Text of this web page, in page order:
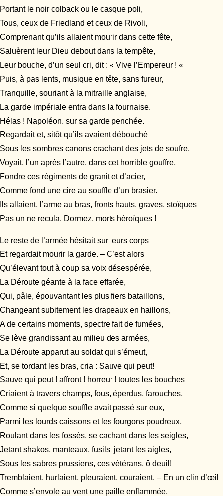
Portant le noir colback ou le casque poli,
Tous, ceux de Friedland et ceux de Rivoli,
Comprenant qu’ils allaient mourir dans cette fête,
Saluèrent leur Dieu debout dans la tempête,
Leur bouche, d’un seul cri, dit : « Vive l’Empereur ! «
Puis, à pas lents, musique en tête, sans fureur,
Tranquille, souriant à la mitraille anglaise,
La garde impériale entra dans la fournaise.
Hélas ! Napoléon, sur sa garde penchée,
Regardait et, sitôt qu’ils avaient débouché
Sous les sombres canons crachant des jets de soufre,
Voyait, l’un après l’autre, dans cet horrible gouffre,
Fondre ces régiments de granit et d’acier,
Comme fond une cire au souffle d’un brasier.
Ils allaient, l’arme au bras, fronts hauts, graves, stoïques
Pas un ne recula. Dormez, morts héroïques !
Le reste de l’armée hésitait sur leurs corps
Et regardait mourir la garde. – C’est alors
Qu’élevant tout à coup sa voix désespérée,
La Déroute géante à la face effarée,
Qui, pâle, épouvantant les plus fiers bataillons,
Changeant subitement les drapeaux en haillons,
A de certains moments, spectre fait de fumées,
Se lève grandissant au milieu des armées,
La Déroute apparut au soldat qui s’émeut,
Et, se tordant les bras, cria : Sauve qui peut!
Sauve qui peut ! affront ! horreur ! toutes les bouches
Criaient à travers champs, fous, éperdus, farouches,
Comme si quelque souffle avait passé sur eux,
Parmi les lourds caissons et les fourgons poudreux,
Roulant dans les fossés, se cachant dans les seigles,
Jetant shakos, manteaux, fusils, jetant les aigles,
Sous les sabres prussiens, ces vétérans, ô deuil!
Tremblaient, hurlaient, pleuraient, couraient. – En un clin d’œil
Comme s’envole au vent une paille enflammée,